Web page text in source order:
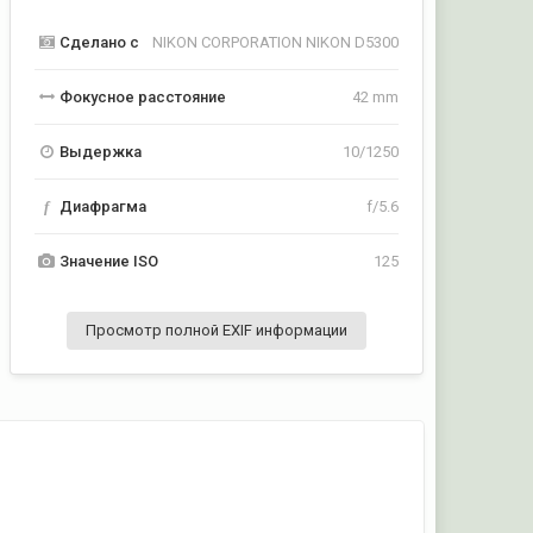
Сделано с NIKON CORPORATION NIKON D5300
Фокусное расстояние 42 mm
Выдержка 10/1250
f Диафрагма f/5.6
Значение ISO 125
Просмотр полной EXIF информации